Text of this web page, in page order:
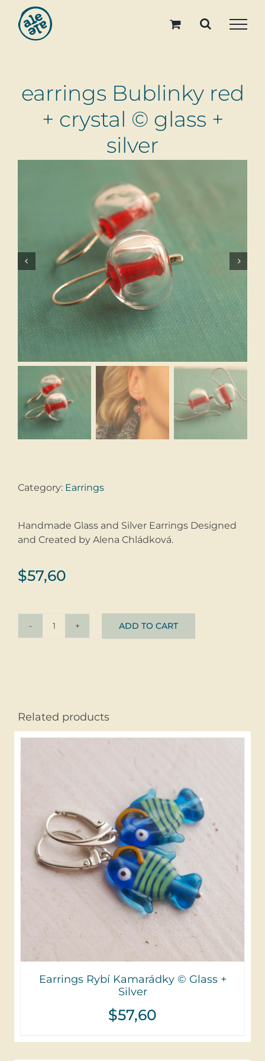
content
earrings Bublinky red
+ crystal © glass +
silver
 
$57,60
Handmade Glass and Silver Earrings Designed
and Created by Alena Chládková.
earrings
glass
+
ADD TO CART
Category: Earrings
Related products
Earrings Rybí Kamarádky © Glass +
Silver
$57,60